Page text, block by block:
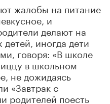
жалобы на питание
и
делают на
иногда дети
говоря: «В школе
в школьном
не дожидаясь
«Завтрак с
родителей поесть